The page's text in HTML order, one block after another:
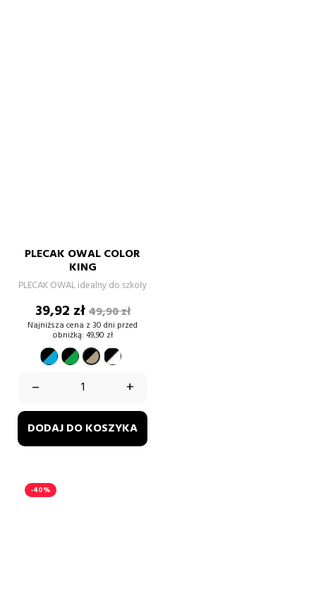
PLECAK OWAL COLOR
KING
PLECAK OWAL idealny do szkoły
Cena
39,92 złCena
podstawowa
49,90 zł
Najniższa cena z 30 dni przed
obniżką: 49,90 zł
czarno-czarno-czarny-czarno-
– +
DODAJ DO KOSZYKA
-40%